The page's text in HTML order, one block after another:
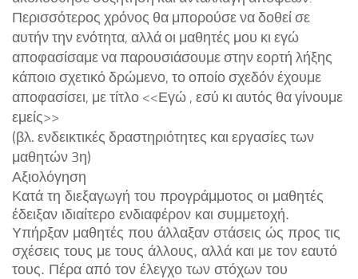
Περισσότερος χρόνος θα μπορούσε να δοθεί σε
αυτήν την ενότητα, αλλά οι μαθητές μου κι εγώ
αποφασίσαμε να παρουσιάσουμε στην εορτή λήξης
κάποιο σχετικό δρώμενο, το οποίο σχεδόν έχουμε
αποφασίσει, με τίτλο <<Εγώ , εσύ κι αυτός θα γίνουμε
εμείς>>
(βλ. ενδεικτικές δραστηριότητες και εργασίες των
μαθητών 3η)
Αξιολόγηση
Κατά τη διεξαγωγή του προγράμμοτος οι μαθητές
έδειξαν ιδιαίτερο ενδιαφέρον και συμμετοχή.
Υπήρξαν μαθητές που άλλαξαν στάσεις ώς προς τις
σχέσεις τους με τους άλλους, αλλά και με τον εαυτό
τους. Πέρα από τον έλεγχο των στόχων του